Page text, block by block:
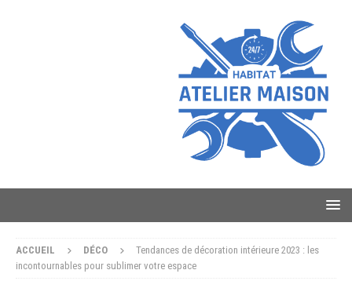
ACCUEIL DÉCO
Tendances de décoration intérieure 2023 : les
incontournables pour sublimer votre espace